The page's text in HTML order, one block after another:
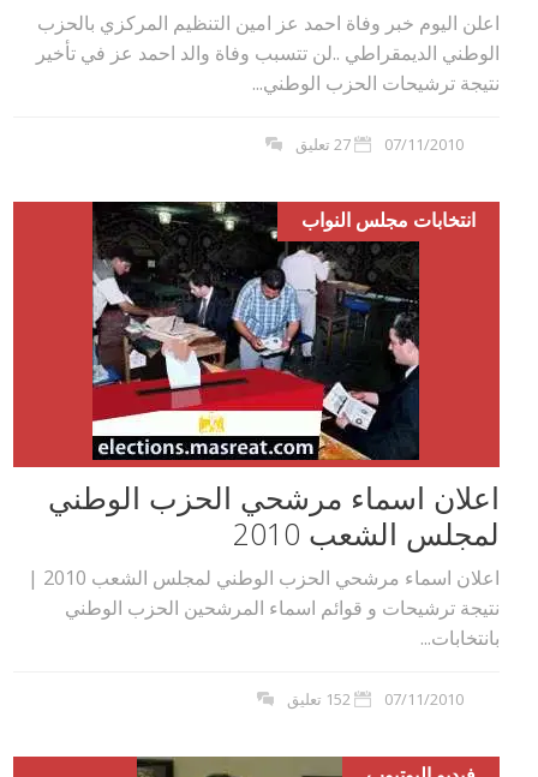
اعلن اليوم خبر وفاة احمد عز امين التنظيم المركزي بالحزب
الوطني الديمقراطي ..لن تتسبب وفاة والد احمد عز في تأخير
نتيجة ترشيحات الحزب الوطني...
07/11/2010 27 تعليق
انتخابات مجلس النواب
اعلان اسماء مرشحي الحزب الوطني
لمجلس الشعب 2010
اعلان اسماء مرشحي الحزب الوطني لمجلس الشعب 2010 |
نتيجة ترشيحات و قوائم اسماء المرشحين الحزب الوطني
بانتخابات...
07/11/2010 152 تعليق